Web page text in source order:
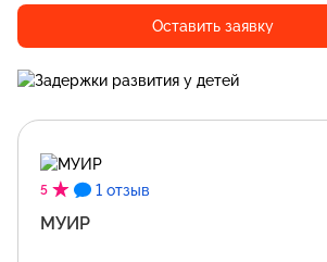
Оставить заявку
5 1 отзыв
МУИР